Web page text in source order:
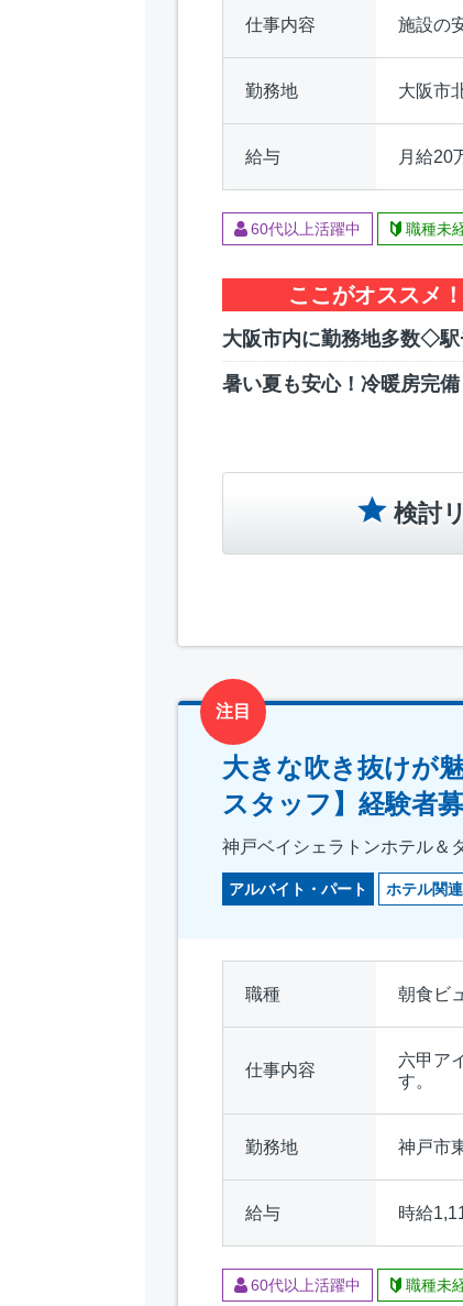
仕事内容 施設の
勤務地 大阪市
給与 月給20
60代以上活躍中 職種未
ここがオススメ！
大阪市内に勤務地多数◇駅
暑い夏も安心！冷暖房完
検討
注目
大きな吹き抜けが
スタッフ】経験者募
神戸ベイシェラトンホテル＆
アルバイト・パート ホテル関
職種 朝食ビ
仕事内容
六甲ア
す。
勤務地 神戸市
給与 時給
60代以上活躍中 職種未